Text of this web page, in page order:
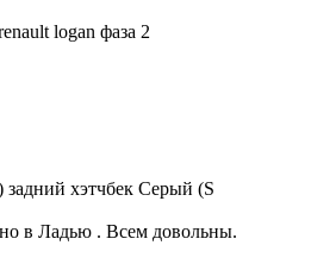
logan фаза 2
хэтчбек Серый (S
в Ладью . Всем довольны.